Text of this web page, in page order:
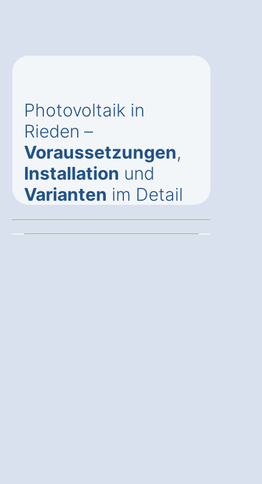
Photovoltaik in
Rieden –
Voraussetzungen,
Installation und
Varianten im Detail